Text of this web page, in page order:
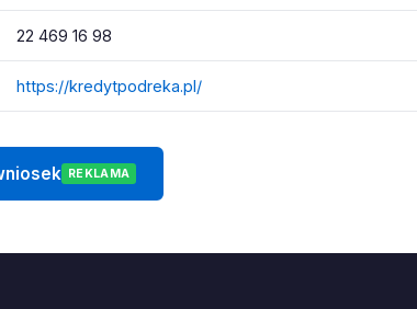
22 469 16 98
https://kredytpodreka.pl/
REKLAMA